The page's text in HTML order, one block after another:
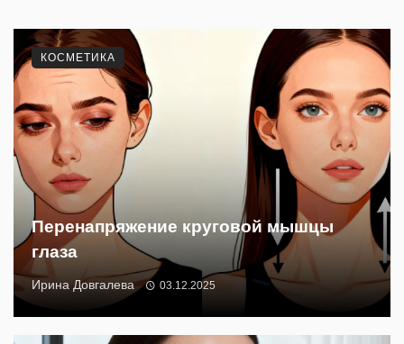
Перенапряжение круговой мышцы
глаза
Ирина Довгалева 03.12.2025
КОСМЕТИКА